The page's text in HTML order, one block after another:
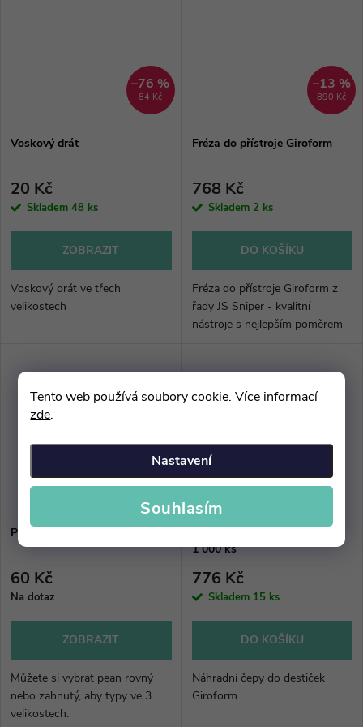
Tento web používá soubory cookie. Více informací
zde.
Nastavení
Souhlasím
84 Kč
–76 %
Voskový drát
20 Kč
Skladem 48 ks
ZOBRAZIT
Voskový drát ve třech
velikostech
890 Kč
–13 %
Fréza do přístroje Giroform
768 Kč
Skladem 2 ks
DO KOŠÍKU
Fréza do přístroje Giroform z
řady JS Sniper - kvalitní
nástroje s nejlepším poměrem
300 Kč
Pean
60 Kč
Na dotaz
ZOBRAZIT
Můžete si vybrat pean rovný
nebo zahnutý, aby typy ve 3
velikostech.
1 000 ks
776 Kč
Skladem 15 ks
DO KOŠÍKU
Náhradní čepy do destiček
Giroform.